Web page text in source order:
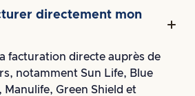
directement mon
facturation directe auprès de
notamment Sun Life, Blue
Manulife, Green Shield et